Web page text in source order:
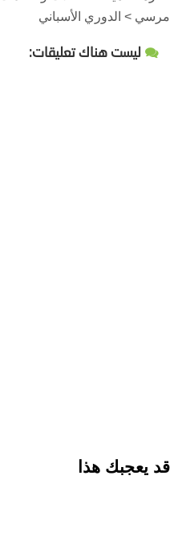
مرسي > الدوري الأسباني
ليست هناك تعليقات:
قد يعجبك هذا